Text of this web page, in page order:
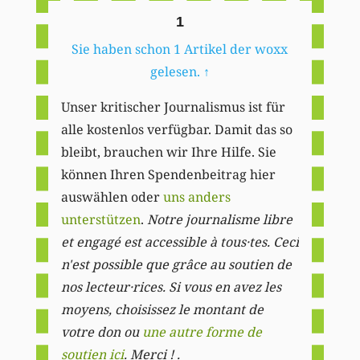
1
Sie haben schon 1 Artikel der woxx
gelesen. ↑
Unser kritischer Journalismus ist für
alle kostenlos verfügbar. Damit das so
bleibt, brauchen wir Ihre Hilfe. Sie
können Ihren Spendenbeitrag hier
auswählen oderuns anders
unterstützen. Notre journalisme libre
et engagé est accessible à tous·tes. Ceci
n'est possible que grâce au soutien de
nos lecteur·rices. Si vous en avez les
moyens, choisissez le montant de
votre don ou une autre forme de
soutien ici. Merci ! .